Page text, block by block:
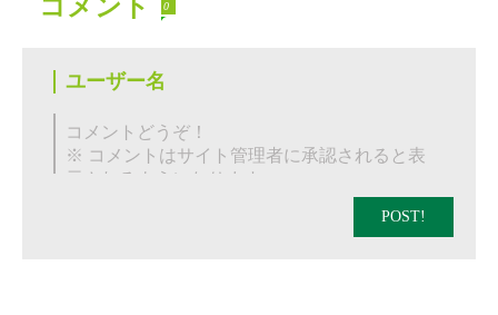
コメント 0
POST!